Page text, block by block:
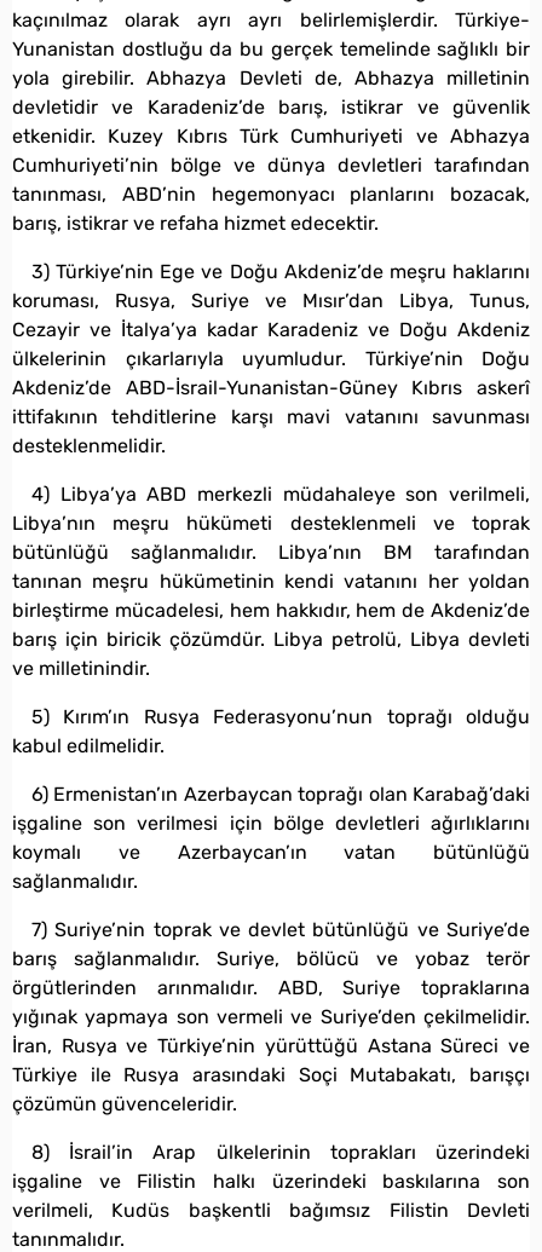
kaçınılmaz olarak ayrı ayrı belirlemişlerdir. Türkiye-
Yunanistan dostluğu da bu gerçek temelinde sağlıklı bir
yola girebilir. Abhazya Devleti de, Abhazya milletinin
devletidir ve Karadeniz’de barış, istikrar ve güvenlik
etkenidir. Kuzey Kıbrıs Türk Cumhuriyeti ve Abhazya
Cumhuriyeti’nin bölge ve dünya devletleri tarafından
tanınması, ABD’nin hegemonyacı planlarını bozacak,
barış, istikrar ve refaha hizmet edecektir.
3) Türkiye’nin Ege ve Doğu Akdeniz’de meşru haklarını
koruması, Rusya, Suriye ve Mısır’dan Libya, Tunus,
Cezayir ve İtalya’ya kadar Karadeniz ve Doğu Akdeniz
ülkelerinin çıkarlarıyla uyumludur. Türkiye’nin Doğu
Akdeniz’de ABD-İsrail-Yunanistan-Güney Kıbrıs askerî
ittifakının tehditlerine karşı mavi vatanını savunması
desteklenmelidir.
4) Libya’ya ABD merkezli müdahaleye son verilmeli,
Libya’nın meşru hükümeti desteklenmeli ve toprak
bütünlüğü sağlanmalıdır. Libya’nın BM tarafından
tanınan meşru hükümetinin kendi vatanını her yoldan
birleştirme mücadelesi, hem hakkıdır, hem de Akdeniz’de
barış için biricik çözümdür. Libya petrolü, Libya devleti
ve milletinindir.
5) Kırım’ın Rusya Federasyonu’nun toprağı olduğu
kabul edilmelidir.
6) Ermenistan’ın Azerbaycan toprağı olan Karabağ’daki
işgaline son verilmesi için bölge devletleri ağırlıklarını
koymalı ve Azerbaycan’ın vatan bütünlüğü
sağlanmalıdır.
7) Suriye’nin toprak ve devlet bütünlüğü ve Suriye’de
barış sağlanmalıdır. Suriye, bölücü ve yobaz terör
örgütlerinden arınmalıdır. ABD, Suriye topraklarına
yığınak yapmaya son vermeli ve Suriye’den çekilmelidir.
İran, Rusya ve Türkiye’nin yürüttüğü Astana Süreci ve
Türkiye ile Rusya arasındaki Soçi Mutabakatı, barışçı
çözümün güvenceleridir.
8) İsrail’in Arap ülkelerinin toprakları üzerindeki
işgaline ve Filistin halkı üzerindeki baskılarına son
verilmeli, Kudüs başkentli bağımsız Filistin Devleti
tanınmalıdır.